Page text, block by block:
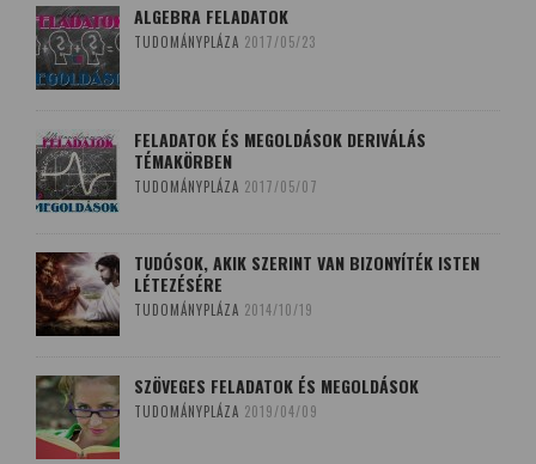
ALGEBRA FELADATOK
TUDOMÁNYPLÁZA 2017/05/23
FELADATOK ÉS MEGOLDÁSOK DERIVÁLÁS
TÉMAKÖRBEN
TUDOMÁNYPLÁZA 2017/05/07
TUDÓSOK, AKIK SZERINT VAN BIZONYÍTÉK ISTEN
LÉTEZÉSÉRE
TUDOMÁNYPLÁZA 2014/10/19
SZÖVEGES FELADATOK ÉS MEGOLDÁSOK
TUDOMÁNYPLÁZA 2019/04/09